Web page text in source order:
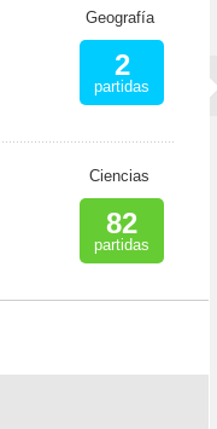
Geografía
2
partidas
Ciencias
82
partidas